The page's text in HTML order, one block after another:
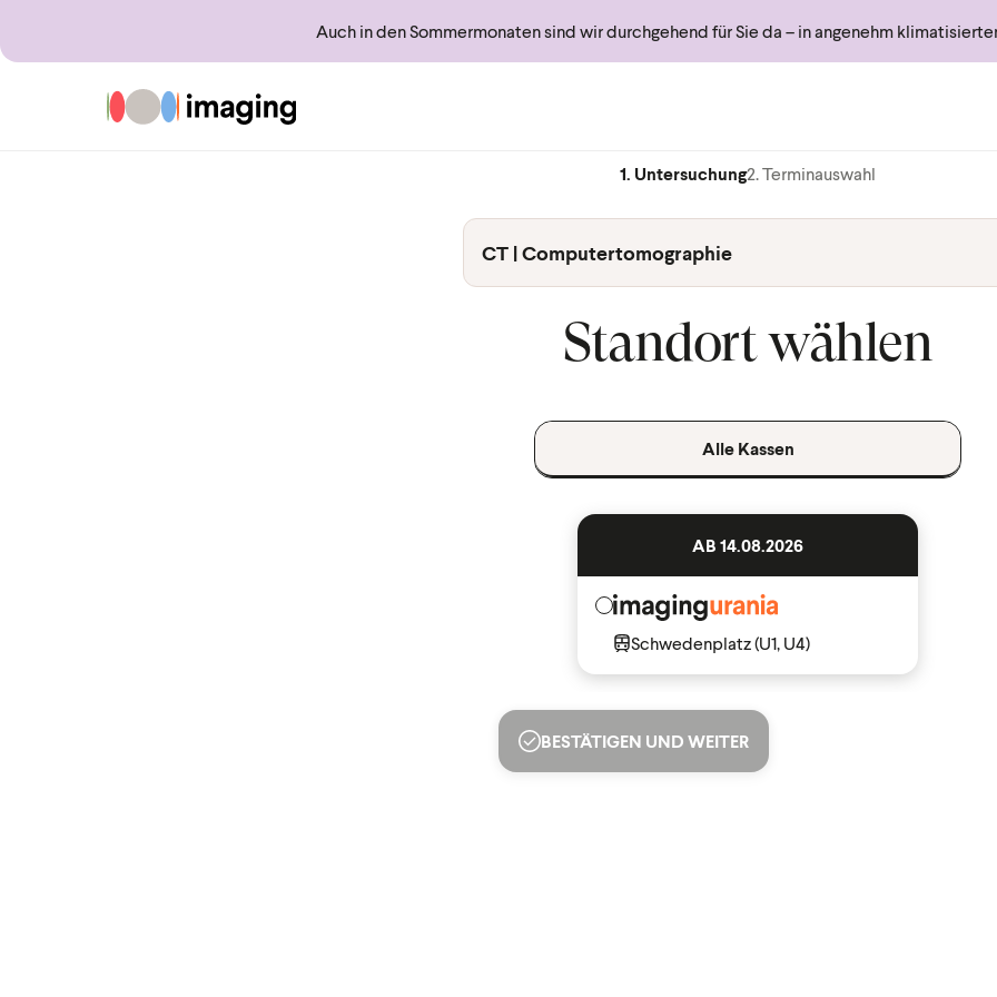
Auch in den Sommermonaten sind wir durchgehend für Sie da – in angenehm
Zur Startseite
1. Untersuchung2. Terminauswahl
CT | Computertomographie
Standort wählen
Alle Kassen
AB 14.08.2026
Schwedenplatz (U1, U4)
BESTÄTIGEN UND WEITER